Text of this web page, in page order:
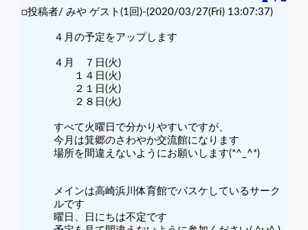
□投稿者/ みや ゲスト(1回)-(2020/03/27(Fri) 13:07:37)
４月の予定をアップします
４月 ７日(火)
１４日(火)
２１日(火)
２８日(火)
すべて火曜日で分かりやすいですが、
今月は箕郷のさわやか交流館になります
場所を間違えないようにお願いします(*^_^*)
メインは高崎浜川体育館でバスケしているサーク
ルです
曜日、日にちは不定です